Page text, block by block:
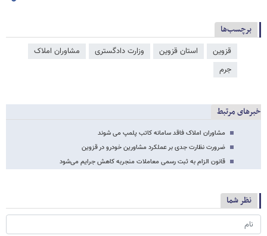
برچسب‌ها
قزوین استان قزوین وزارت دادگستری
مشاوران املاک
جرم
خبرهای مرتبط
مشاوران املاک فاقد سامانه کاتب پلمپ می شوند
ضرورت نظارت جدی بر عملکرد مشاورین خودرو در قزوین
قانون الزام به ثبت رسمی معاملات منجربه کاهش جرایم می‌شود
نظر شما